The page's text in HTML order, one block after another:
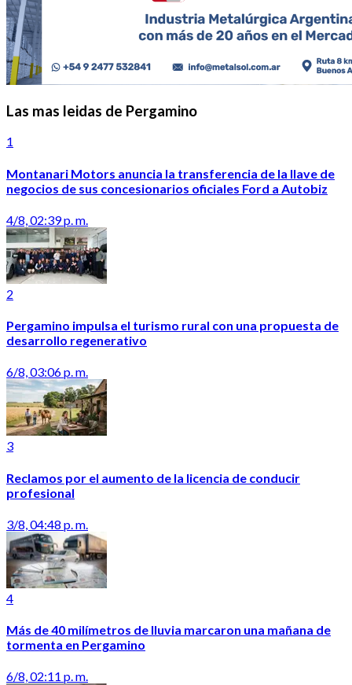
Las mas leidas de Pergamino
1
Montanari Motors anuncia la transferencia de la llave de
negocios de sus concesionarios oficiales Ford a Autobiz
4/8, 02:39 p. m.
2
Pergamino impulsa el turismo rural con una propuesta de
desarrollo regenerativo
6/8, 03:06 p. m.
3
Reclamos por el aumento de la licencia de conducir
profesional
3/8, 04:48 p. m.
4
Más de 40 milímetros de lluvia marcaron una mañana de
tormenta en Pergamino
6/8, 02:11 p. m.